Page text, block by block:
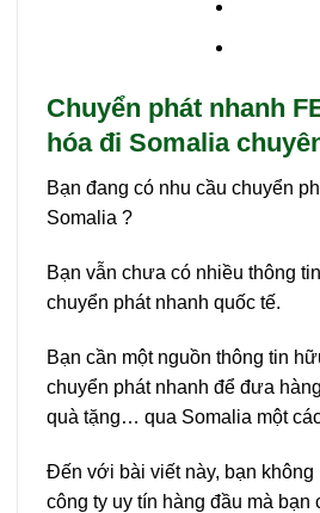
Chuyển phát nhanh
hóa đi Somalia
Bạn đang có nhu cầu chuyển
Somalia ?
Bạn vẫn chưa có nhiều thông
chuyển phát nhanh quốc tế.
Bạn cần một nguồn thông tin
chuyển phát nhanh để đưa
quà tặng… qua Somalia một
Đến với bài viết này, bạn không
công ty uy tín hàng đầu mà